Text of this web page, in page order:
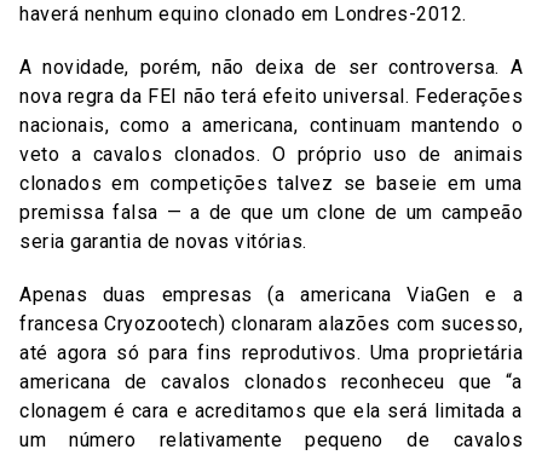
haverá nenhum equino clonado em Londres-2012.
A novidade, porém, não deixa de ser controversa. A
nova regra da FEI não terá efeito universal. Federações
nacionais, como a americana, continuam mantendo o
veto a cavalos clonados. O próprio uso de animais
clonados em competições talvez se baseie em uma
premissa falsa — a de que um clone de um campeão
seria garantia de novas vitórias.
Apenas duas empresas (a americana ViaGen e a
francesa Cryozootech) clonaram alazões com sucesso,
até agora só para fins reprodutivos. Uma proprietária
americana de cavalos clonados reconheceu que “a
clonagem é cara e acreditamos que ela será limitada a
um número relativamente pequeno de cavalos